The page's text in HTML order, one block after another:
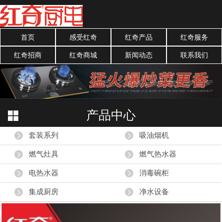
首页 感受红奇 红奇产品 红奇服务
红奇招商 红奇商城 新闻动态 联系我们
产品中心
套装系列 吸油烟机
燃气灶具 燃气热水器
电热水器 消毒碗柜
集成厨房 净水设备